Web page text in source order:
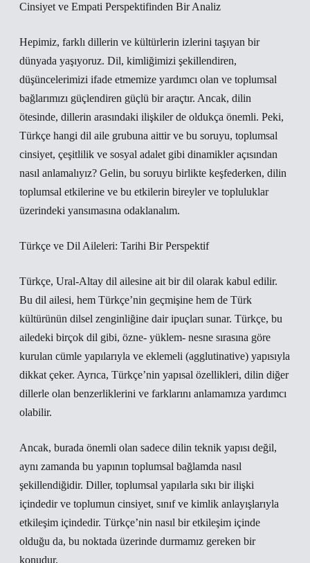
Cinsiyet ve Empati Perspektifinden Bir Analiz
Hepimiz, farklı dillerin ve kültürlerin izlerini taşıyan bir
dünyada yaşıyoruz. Dil, kimliğimizi şekillendiren,
düşüncelerimizi ifade etmemize yardımcı olan ve toplumsal
bağlarımızı güçlendiren güçlü bir araçtır. Ancak, dilin
ötesinde, dillerin arasındaki ilişkiler de oldukça önemli. Peki,
Türkçe hangi dil aile grubuna aittir ve bu soruyu, toplumsal
cinsiyet, çeşitlilik ve sosyal adalet gibi dinamikler açısından
nasıl anlamalıyız? Gelin, bu soruyu birlikte keşfederken, dilin
toplumsal etkilerine ve bu etkilerin bireyler ve topluluklar
üzerindeki yansımasına odaklanalım.
Türkçe ve Dil Aileleri: Tarihi Bir Perspektif
Türkçe, Ural-Altay dil ailesine ait bir dil olarak kabul edilir.
Bu dil ailesi, hem Türkçe’nin geçmişine hem de Türk
kültürünün dilsel zenginliğine dair ipuçları sunar. Türkçe, bu
ailedeki birçok dil gibi, özne- yüklem- nesne sırasına göre
kurulan cümle yapılarıyla ve eklemeli (agglutinative) yapısıyla
dikkat çeker. Ayrıca, Türkçe’nin yapısal özellikleri, dilin diğer
dillerle olan benzerliklerini ve farklarını anlamamıza yardımcı
olabilir.
Ancak, burada önemli olan sadece dilin teknik yapısı değil,
aynı zamanda bu yapının toplumsal bağlamda nasıl
şekillendiğidir. Diller, toplumsal yapılarla sıkı bir ilişki
içindedir ve toplumun cinsiyet, sınıf ve kimlik anlayışlarıyla
etkileşim içindedir. Türkçe’nin nasıl bir etkileşim içinde
olduğu da, bu noktada üzerinde durmamız gereken bir
konudur.